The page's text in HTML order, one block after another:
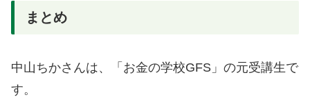
まとめ
中山ちかさんは、「お金の学校GFS」の元受講生で
す。